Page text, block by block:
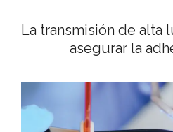
La transmisión de alta
asegurar la